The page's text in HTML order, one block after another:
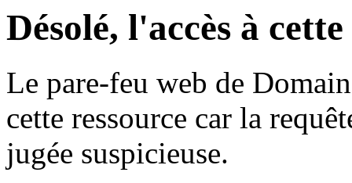
Désolé, l'accès à
Le pare-feu web de
cette ressource car la
jugée suspicieuse.